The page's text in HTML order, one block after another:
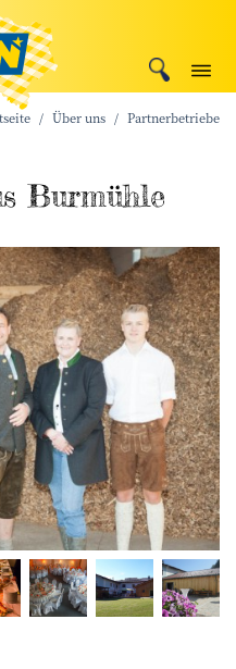
Über uns Partnerbetriebe
Burmühle